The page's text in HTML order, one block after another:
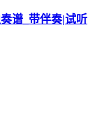
谱_带伴奏|试听